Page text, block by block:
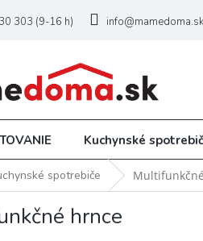
303 (9-16 h) info@mamedoma.sk
Kuchynské
spotrebiče
hrnce